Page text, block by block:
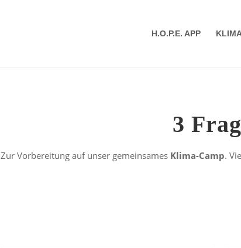
H.O.P.E. APP
3
Zur Vorbereitung auf unser gemeinsames Klima-Camp.